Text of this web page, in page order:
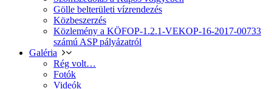
Gölle belterületi vízrendezés
Közbeszerzés
Közlemény a KÖFOP-1.2.1-VEKOP-16-2017-00733
számú ASP pályázatról
Galéria
Rég volt…
Fotók
Videók